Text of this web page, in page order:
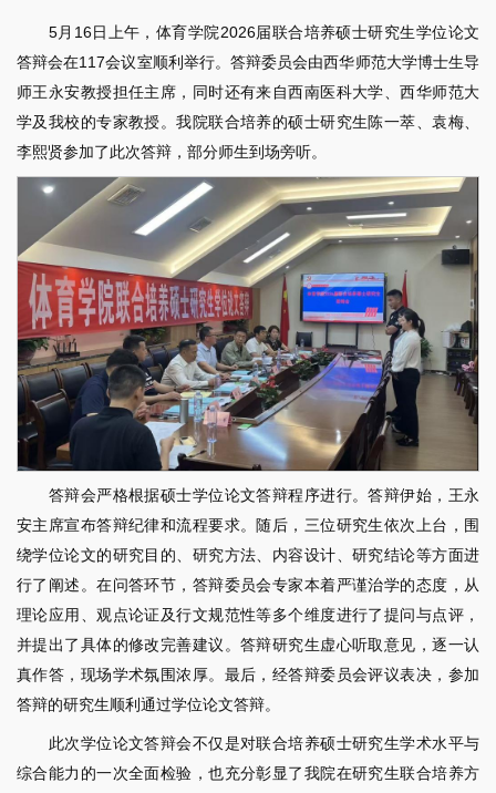
5月16日上午，体育学院2026届联合培养硕士研究生学位论文
答辩会在117会议室顺利举行。答辩委员会由西华师范大学博士生导
师王永安教授担任主席，同时还有来自西南医科大学、西华师范大
学及我校的专家教授。我院联合培养的硕士研究生陈一萃、袁梅、
李熙贤参加了此次答辩，部分师生到场旁听。
答辩会严格根据硕士学位论文答辩程序进行。答辩伊始，王永
安主席宣布答辩纪律和流程要求。随后，三位研究生依次上台，围
绕学位论文的研究目的、研究方法、内容设计、研究结论等方面进
行了阐述。在问答环节，答辩委员会专家本着严谨治学的态度，从
理论应用、观点论证及行文规范性等多个维度进行了提问与点评，
并提出了具体的修改完善建议。答辩研究生虚心听取意见，逐一认
真作答，现场学术氛围浓厚。最后，经答辩委员会评议表决，参加
答辩的研究生顺利通过学位论文答辩。
此次学位论文答辩会不仅是对联合培养硕士研究生学术水平与
综合能力的一次全面检验，也充分彰显了我院在研究生联合培养方